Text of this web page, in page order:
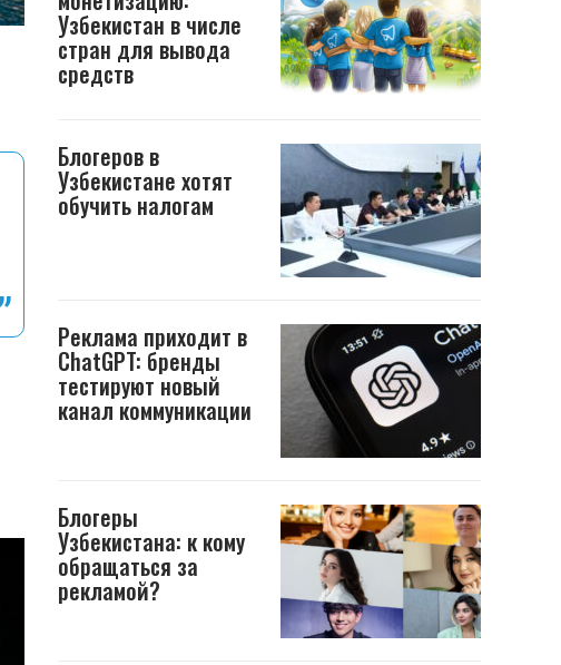
Узбекистан в числе
стран для вывода
средств
Блогеров в
Узбекистане хотят
обучить налогам
Реклама приходит в
ChatGPT: бренды
тестируют новый
канал коммуникации
Блогеры
Узбекистана: к кому
обращаться за
рекламой?